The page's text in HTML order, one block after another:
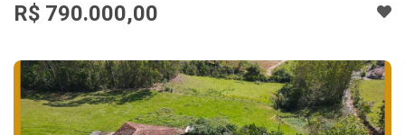
R$ 790.000,00